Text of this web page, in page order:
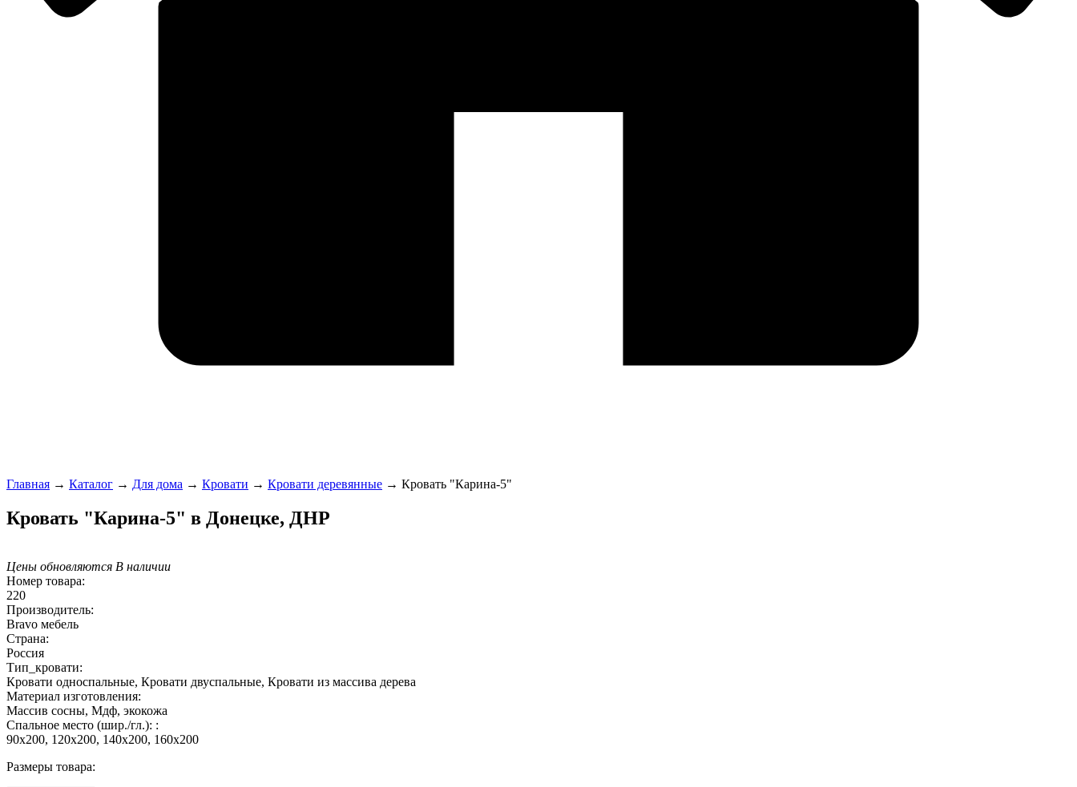
Главная → Каталог → Для дома → Кровати → Кровати деревянные → Кровать "Карина-5"
Кровать "Карина-5" в Донецке, ДНР
Цены обновляются В наличии
Номер товара:
220
Производитель:
Bravo мебель
Страна:
Россия
Тип_кровати:
Кровати односпальные, Кровати двуспальные, Кровати из массива дерева
Материал изготовления:
Массив сосны, Мдф, экокожа
Спальное место (шир./гл.): :
90х200, 120х200, 140х200, 160х200
Размеры товара: